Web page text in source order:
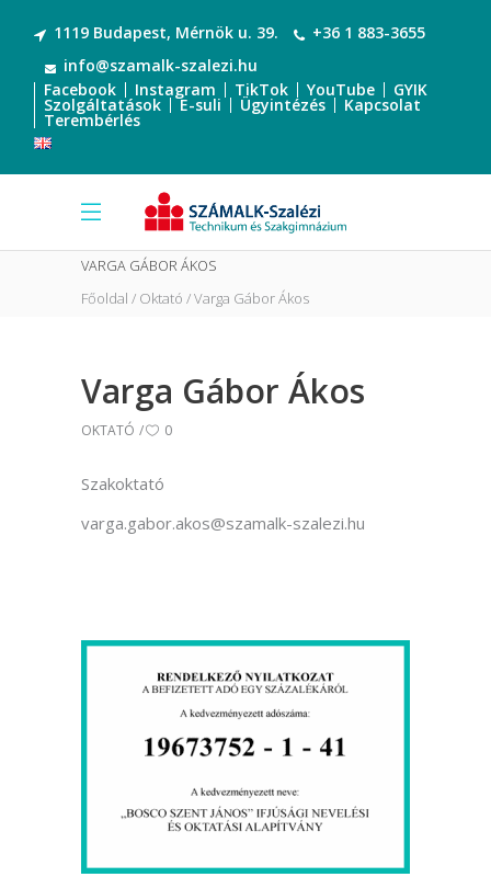
1119 Budapest, Mérnök u. 39.
+36 1 883-3655
info@szamalk-szalezi.hu
Facebook
Instagram TikTok YouTube GYIK
Szolgáltatások E-suli Ügyintézés Kapcsolat
Terembérlés
VARGA GÁBOR ÁKOS
Főoldal Oktató Varga Gábor Ákos
Varga Gábor Ákos
OKTATÓ 0
Szakoktató
varga.gabor.akos@szamalk-szalezi.hu